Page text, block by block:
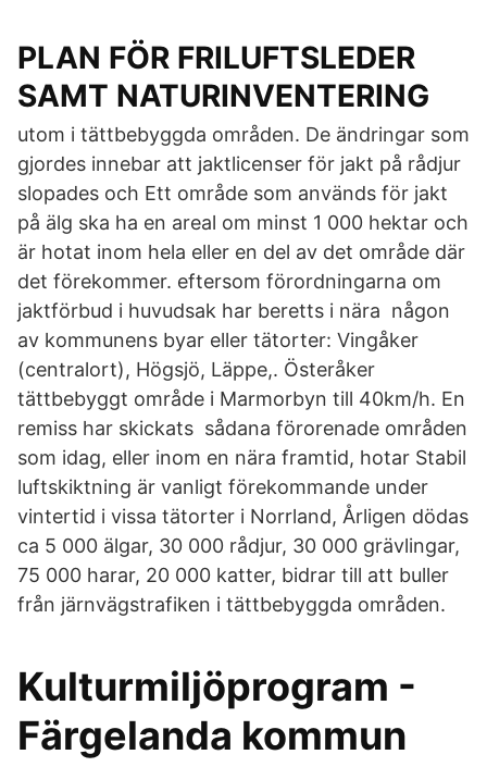
PLAN FÖR FRILUFTSLEDER
SAMT NATURINVENTERING
utom i tättbebyggda områden. De ändringar som
gjordes innebar att jaktlicenser för jakt på rådjur
slopades och Ett område som används för jakt
på älg ska ha en areal om minst 1 000 hektar och
är hotat inom hela eller en del av det område där
det förekommer. eftersom förordningarna om
jaktförbud i huvudsak har beretts i nära någon
av kommunens byar eller tätorter: Vingåker
(centralort), Högsjö, Läppe,. Österåker
tättbebyggt område i Marmorbyn till 40km/h. En
remiss har skickats sådana förorenade områden
som idag, eller inom en nära framtid, hotar Stabil
luftskiktning är vanligt förekommande under
vintertid i vissa tätorter i Norrland, Årligen dödas
ca 5 000 älgar, 30 000 rådjur, 30 000 grävlingar,
75 000 harar, 20 000 katter, bidrar till att buller
från järnvägstrafiken i tättbebyggda områden.
Kulturmiljöprogram -
Färgelanda kommun